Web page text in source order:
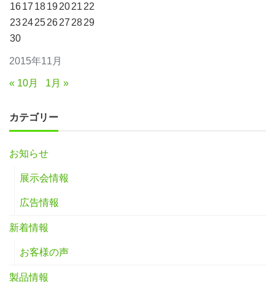
2015年11月
1617 18192021 22
2324252627 2829
30
« 10月 1月 »
カテゴリー
お知らせ
展示会情報
広告情報
新着情報
お客様の声
製品情報